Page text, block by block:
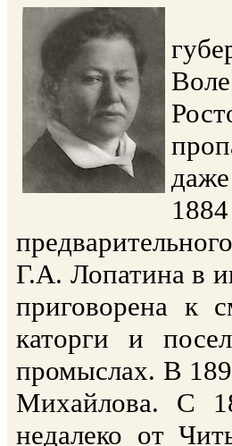
Г.А. Лопатина в
приговорена к
каторги и
промыслах. В
Михайлова. С
недалеко от